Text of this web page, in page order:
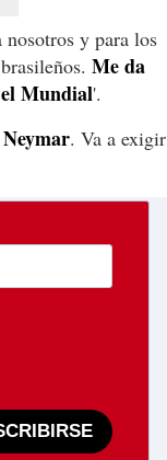
y para los
Me da
Mundial'.
. Va a exigir